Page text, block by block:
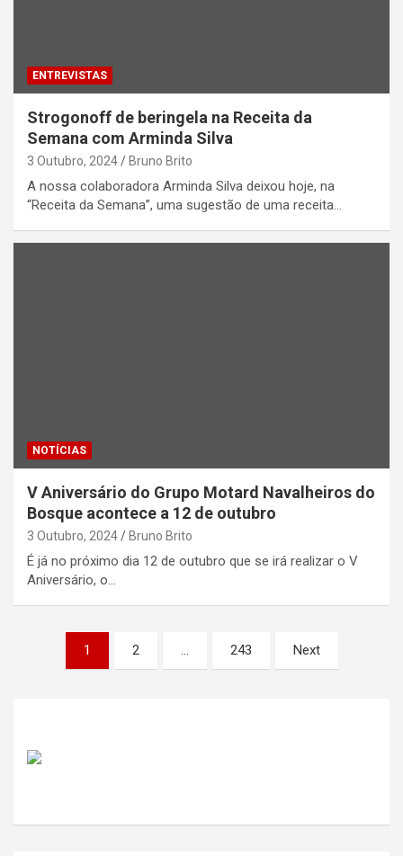
ENTREVISTAS
Strogonoff de beringela na Receita da
Semana com Arminda Silva
3 Outubro, 2024 Bruno Brito
A nossa colaboradora Arminda Silva deixou hoje, na
“Receita da Semana”, uma sugestão de uma receita…
NOTÍCIAS
V Aniversário do Grupo Motard Navalheiros do
Bosque acontece a 12 de outubro
3 Outubro, 2024 Bruno Brito
É já no próximo dia 12 de outubro que se irá realizar o V
Aniversário, o…
Paginação
1 2 243 Next